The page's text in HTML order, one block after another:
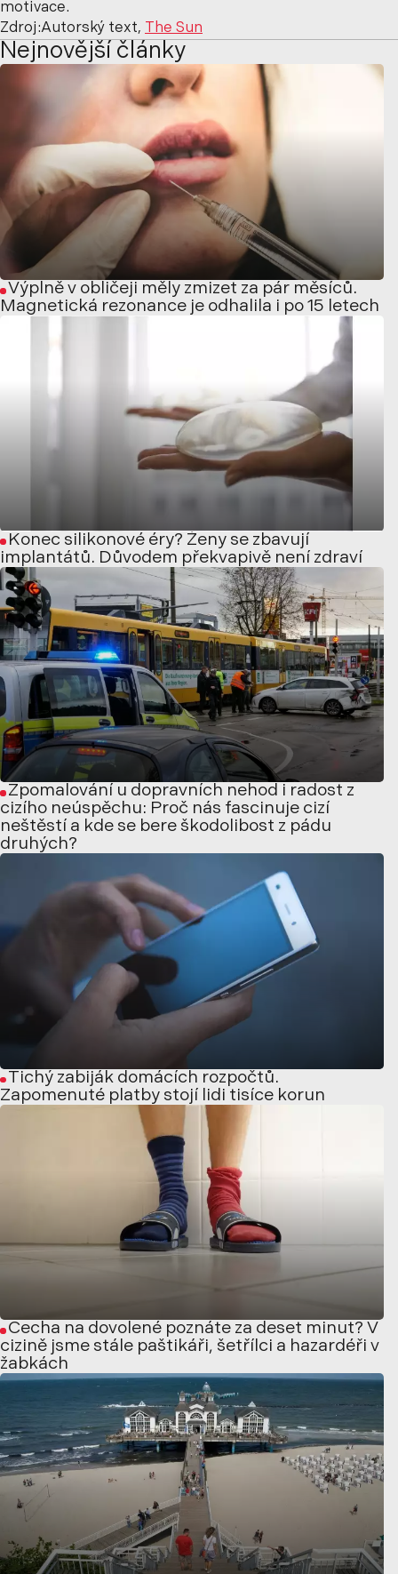
motivace.
Zdroj:Autorský text, The Sun
Nejnovější články
Výplně v obličeji měly zmizet za pár měsíců.
Magnetická rezonance je odhalila i po 15 letech
Konec silikonové éry? Ženy se zbavují
implantátů. Důvodem překvapivě není zdraví
Zpomalování u dopravních nehod i radost z
cizího neúspěchu: Proč nás fascinuje cizí
neštěstí a kde se bere škodolibost z pádu
druhých?
Tichý zabiják domácích rozpočtů.
Zapomenuté platby stojí lidi tisíce korun
Čecha na dovolené poznáte za deset minut? V
cizině jsme stále paštikáři, šetřílci a hazardéři v
žabkách